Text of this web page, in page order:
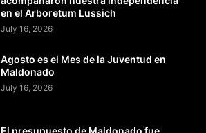
en el Arboretum Lussich
July 16, 2026
Agosto es el Mes de la Juventud en
Maldonado
July 16, 2026
El presupuesto de Maldonado fue